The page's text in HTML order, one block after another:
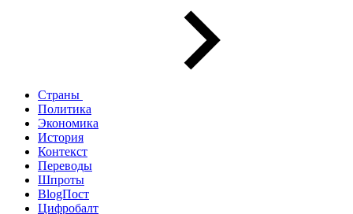
Страны
Политика
Экономика
История
Контекст
Переводы
Шпроты
BlogПост
Цифробалт